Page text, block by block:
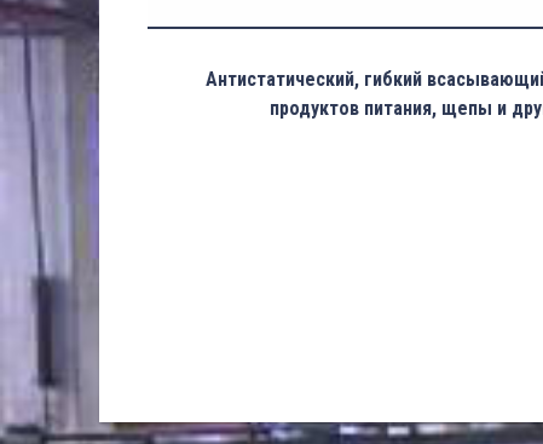
Антистатический, гибкий
продуктов питания, щепы и